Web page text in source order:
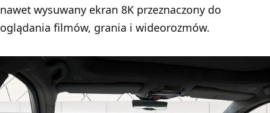
nawet wysuwany ekran 8K przeznaczony do
oglądania filmów, grania i wideorozmów.